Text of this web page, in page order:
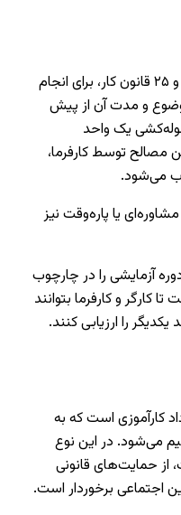
قرارداد کار معین بر اساس مواد ۲۴ و ۲۵ قانون کار، برای انجام
و مدت آن از پیش
یک واحد
۱۰ روز با تأمین مصالح توسط کارفرما،
می‌شود.
یا پاره‌وقت نیز
آزمایشی را در چارچوب
کارگر و کارفرما بتوانند
را ارزیابی کنند.
کارآموزی است که به
کار تنظیم می‌شود. در این نوع
از حمایت‌های قانونی
اجتماعی برخوردار است.